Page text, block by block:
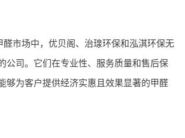
醛市场中，优贝阁、治瑔环保和泓淇环保无
公司。它们在专业性、服务质量和售后保
够为客户提供经济实惠且效果显著的甲醛